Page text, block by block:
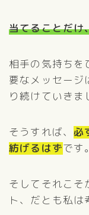
当てることだけ
相手の気持ちを
要なメッセージ
り続けていきま
そうすれば、必
紡げるはずです。
そしてそれこそ
ト、だとも私は